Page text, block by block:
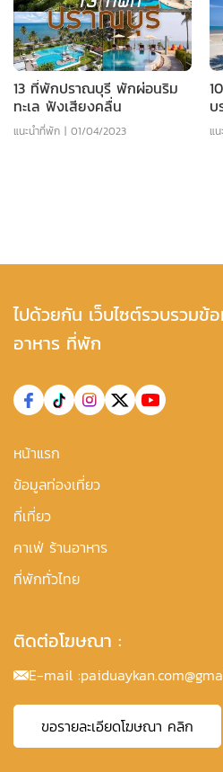
13 ที่พักปราณบุรี พักผ่อนริม
ทะเล ฟังเสียงคลื่น
แนะนำที่พัก | 01/04/2023
บ
แ
ไปด้วยกัน เว็บไซต์รวบรวมข้
อาหาร ที่พัก
หน้าแรก
ข้อมูลท่องเที่ยว
ที่เที่ยว
คาเฟ่ ร้านอาหาร
ที่พักทั่วไทย
ติดต่อโฆษณา :
E-mail :
ขอรายละเอียดโฆษณา คลิก